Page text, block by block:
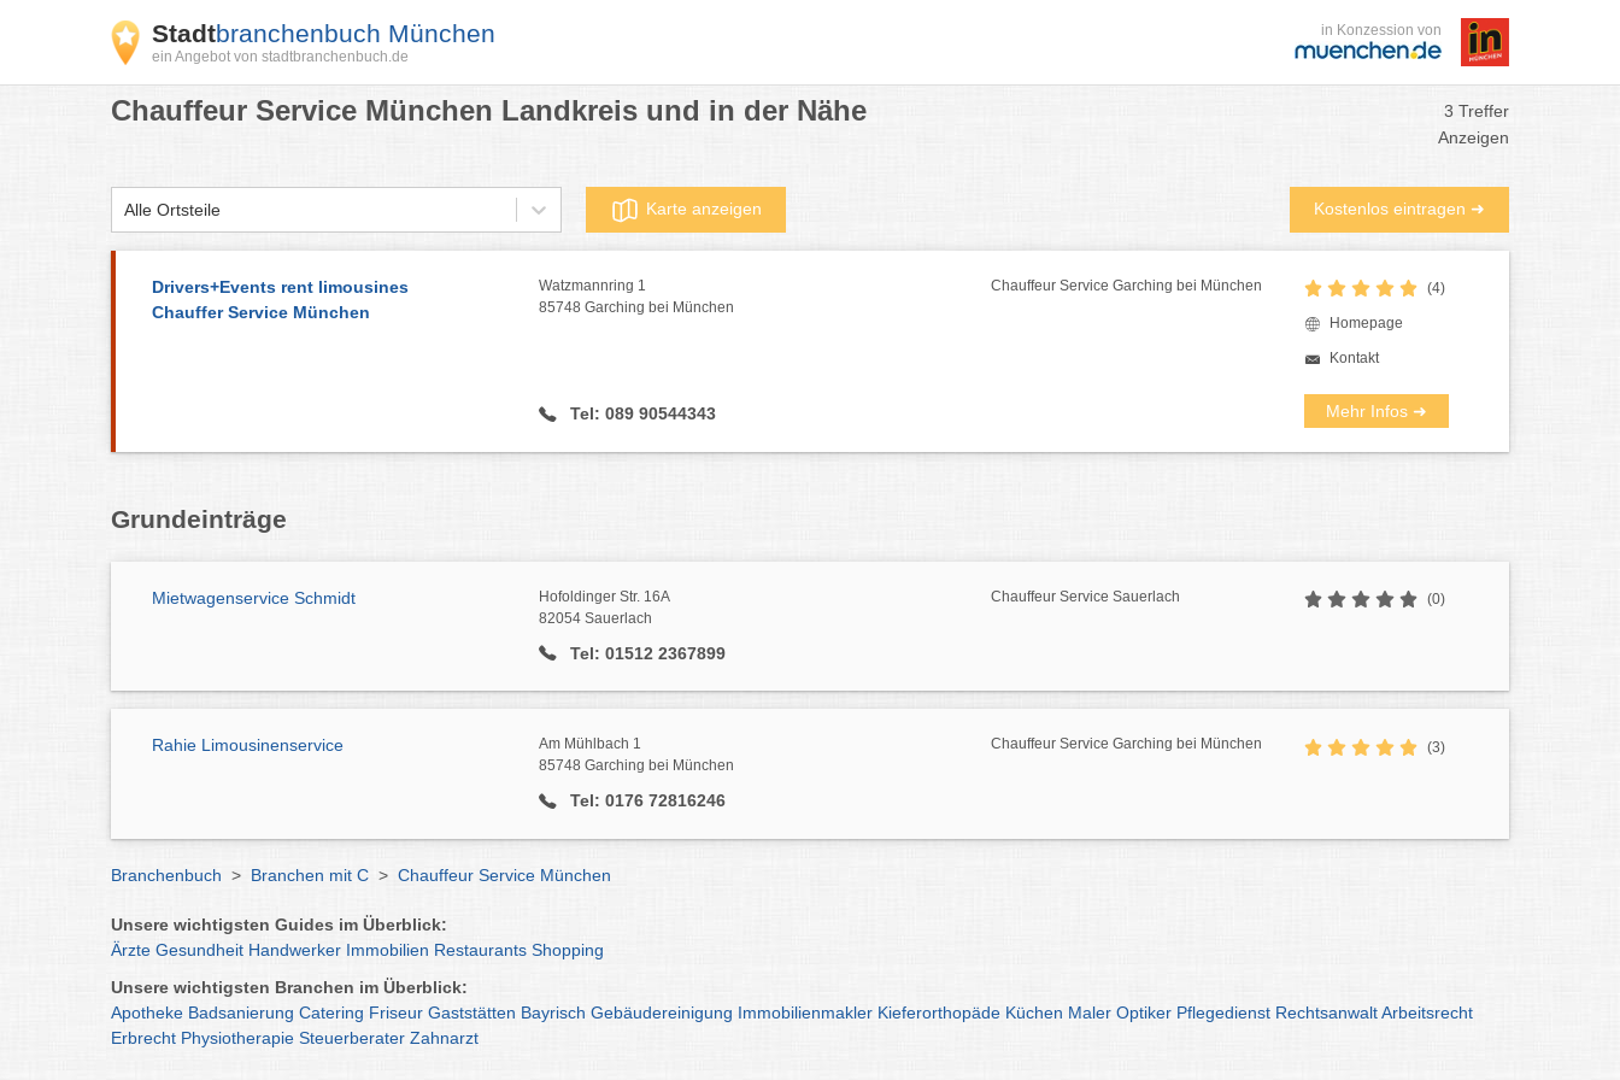
Stadtbranchenbuch München
ein Angebot von stadtbranchenbuch.de
in Konzession von
Chauffeur Service München Landkreis und in der Nähe
3 Treffer
Anzeigen
Alle Ortsteile Karte anzeigen Kostenlos eintragen ➜
Drivers+Events rent limousines
Chauffer Service München
Watzmannring 1
85748 Garching bei München
Tel: 089 90544343
Chauffeur Service Garching bei München (4)
Homepage
Kontakt
Mehr Infos ➜
Grundeinträge
Mietwagenservice Schmidt
Hofoldinger Str. 16A
82054 Sauerlach
Tel: 01512 2367899
Chauffeur Service Sauerlach (0)
Rahie Limousinenservice
Am Mühlbach 1
85748 Garching bei München
Tel: 0176 72816246
Chauffeur Service Garching bei München (3)
Branchenbuch > Branchen mit C > Chauffeur Service München
Unsere wichtigsten Guides im Überblick:
Ärzte Gesundheit Handwerker Immobilien Restaurants Shopping
Unsere wichtigsten Branchen im Überblick:
Apotheke Badsanierung Catering Friseur Gaststätten Bayrisch Gebäudereinigung Immobilienmakler Kieferorthopäde Küchen Maler Optiker Pflegedienst RechtsanwaltArbeitsrecht
Erbrecht Physiotherapie Steuerberater Zahnarzt